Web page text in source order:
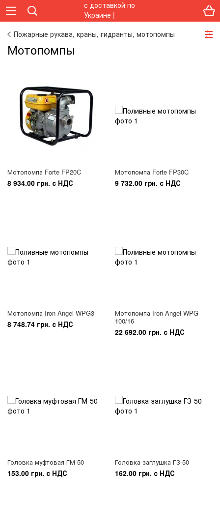
Пожарные рукава, краны, гидранты, мотопомпы
Мотопомпы
Мотопомпа Forte FP20C
8 934.00 грн. с НДС
Мотопомпа Forte FP30C
9 732.00 грн. с НДС
Мотопомпа Iron Angel WPG3
8 748.74 грн. с НДС
Мотопомпа Iron Angel WPG
100/16
22 692.00 грн. с НДС
Головка муфтовая ГМ-50
153.00 грн. с НДС
Головка-заглушка ГЗ-50
162.00 грн. с НДС